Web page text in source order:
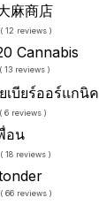
麻商店
12 reviews )
Cannabis
13 reviews )
เบียร์ออร์แกนิค
6 reviews )
อน
18 reviews )
66 reviews )